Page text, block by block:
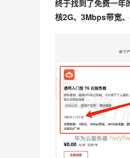
终于找到了免费一年
核2G、3Mbps带宽